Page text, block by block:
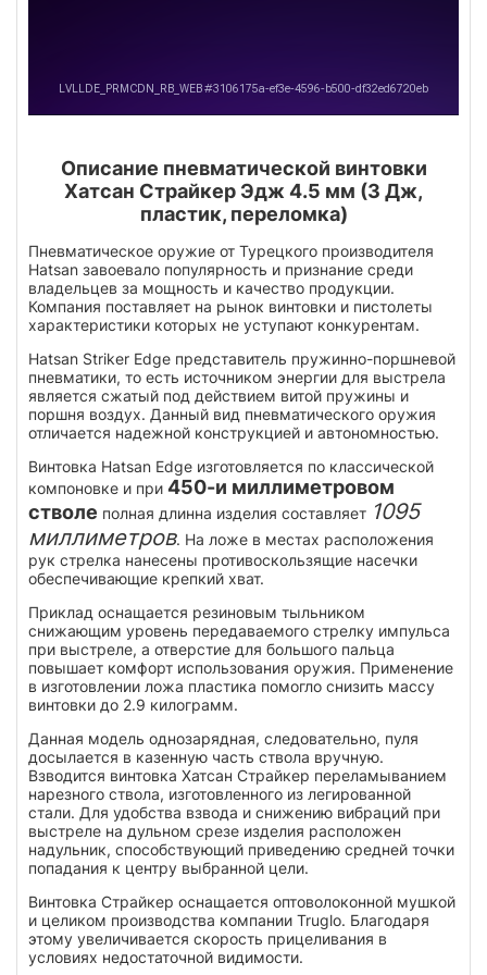
Описание пневматической винтовки
Хатсан Страйкер Эдж 4.5 мм (3 Дж,
пластик, переломка)
Пневматическое оружие от Турецкого производителя
Hatsan завоевало популярность и признание среди
владельцев за мощность и качество продукции.
Компания поставляет на рынок винтовки и пистолеты
характеристики которых не уступают конкурентам.
Hatsan Striker Edge представитель пружинно-поршневой
пневматики, то есть источником энергии для выстрела
является сжатый под действием витой пружины и
поршня воздух. Данный вид пневматического оружия
отличается надежной конструкцией и автономностью.
Винтовка Hatsan Edge изготовляется по классической
компоновке и при 450-и миллиметровом
стволе полная длинна изделия составляет 1095
миллиметров. На ложе в местах расположения
рук стрелка нанесены противоскользящие насечки
обеспечивающие крепкий хват.
Приклад оснащается резиновым тыльником
снижающим уровень передаваемого стрелку импульса
при выстреле, а отверстие для большого пальца
повышает комфорт использования оружия. Применение
в изготовлении ложа пластика помогло снизить массу
винтовки до 2.9 килограмм.
Данная модель однозарядная, следовательно, пуля
досылается в казенную часть ствола вручную.
Взводится винтовка Хатсан Страйкер переламыванием
нарезного ствола, изготовленного из легированной
стали. Для удобства взвода и снижению вибраций при
выстреле на дульном срезе изделия расположен
надульник, способствующий приведению средней точки
попадания к центру выбранной цели.
Винтовка Страйкер оснащается оптоволоконной мушкой
и целиком производства компании Truglo. Благодаря
этому увеличивается скорость прицеливания в
условиях недостаточной видимости.